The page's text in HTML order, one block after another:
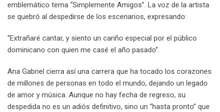
emblemático tema “Simplemente Amigos”. La voz de la artista
se quebró al despedirse de los escenarios, expresando:
“Extrañaré cantar, y siento un cariño especial por el público
dominicano con quien me casé el año pasado”.
Ana Gabriel cierra así una carrera que ha tocado los corazones
de millones de personas en todo el mundo, dejando un legado
de amor y música. Aunque no hay fecha de regreso, su
despedida no es un adiós definitivo, sino un “hasta pronto” que